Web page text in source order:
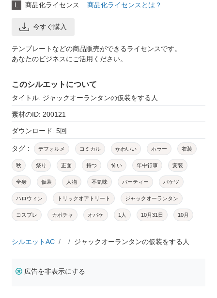
L 商品化ライセンス 商品化ライセンスとは？
今すぐ購入
テンプレートなどの商品販売ができるライセンスです。
あなたのビジネスにご活用ください。
このシルエットについて
タイトル: ジャックオーランタンの仮装をする人
素材のID: 200121
ダウンロード: 5回
タグ： デフォルメ コミカル かわいい ホラー 衣装
秋 祭り 正面 持つ 怖い 年中行事 変装
全身 仮装 人物 不気味 パーティー バケツ
ハロウィン トリックオアトリート ジャックオーランタン
コスプレ カボチャ オバケ 1人 10月31日 10月
シルエットAC ジャックオーランタンの仮装をする人
広告を非表示にする